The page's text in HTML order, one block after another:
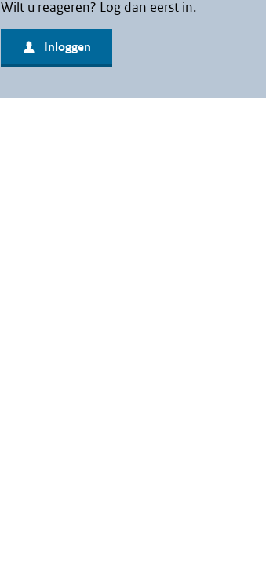
Wilt u reageren? Log dan eerst in.
Inloggen